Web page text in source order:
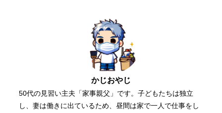
かじおやじ
50代の見習い主夫「家事親父」です。子どもたちは独立
し、妻は働きに出ているため、昼間は家で一人で仕事をし